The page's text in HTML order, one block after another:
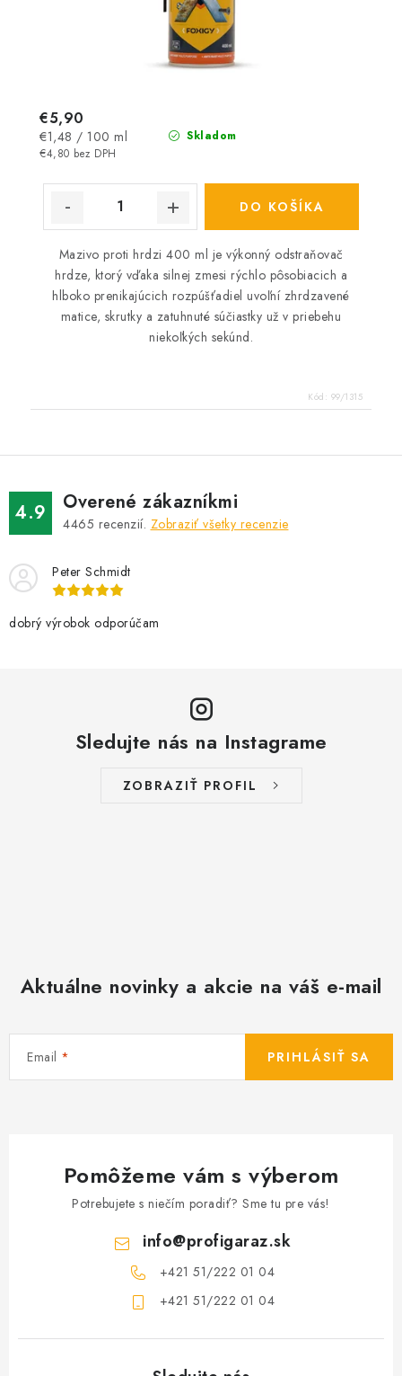
Skladom
€4,80 bez DPH
€5,90
Jednotková
cena:
€1,48 / 100 ml
DO KOŠÍKA
Mazivo proti hrdzi 400 ml je výkonný odstraňovač
hrdze, ktorý vďaka silnej zmesi rýchlo pôsobiacich a
hlboko prenikajúcich rozpúšťadiel uvoľní zhrdzavené
matice, skrutky a zatuhnuté súčiastky už v priebehu
niekoľkých sekúnd.
Kód: 99/1315
4.9 Overené zákazníkmi
4465 recenzií. Zobraziť všetky recenzie
Peter Schmidt
dobrý výrobok odporúčam
Sledujte nás na Instagrame
ZOBRAZIŤ PROFIL
Aktuálne novinky a akcie na váš e-mail
Email PRIHLÁSIŤ SA
Pomôžeme vám s výberom
Potrebujete s niečím poradiť? Sme tu pre vás!
info@profigaraz.sk
+421 51/222 01 04
+421 51/222 01 04